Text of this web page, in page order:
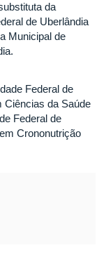
da
de Uberlândia
Municipal de
Federal de
Ciências da Saúde
Federal de
Crononutrição